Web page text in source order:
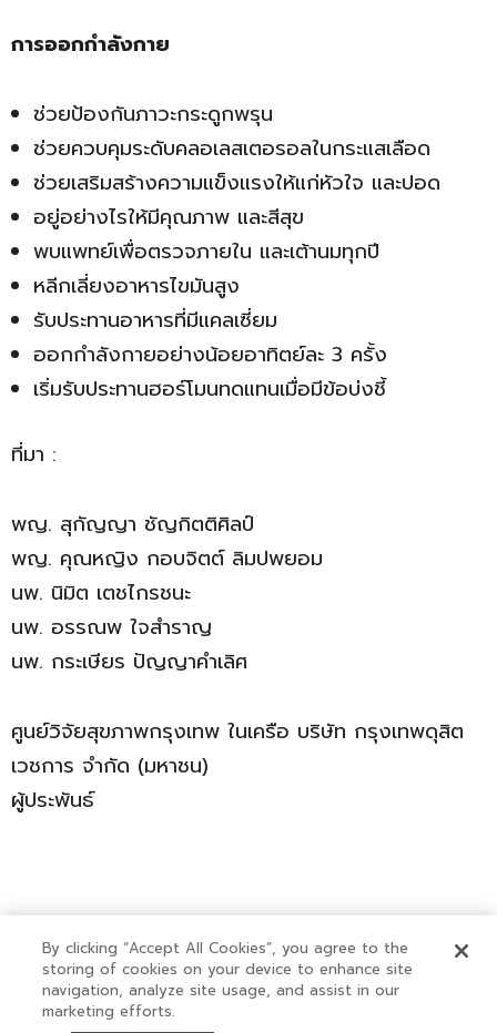
การออกกำลังกาย
ช่วยป้องกันภาวะกระดูกพรุน
ช่วยควบคุมระดับคลอเลสเตอรอลในกระแสเลือด
ช่วยเสริมสร้างความแข็งแรงให้แก่หัวใจ และปอด
อยู่อย่างไรให้มีคุณภาพ และสีสุข
พบแพทย์เพื่อตรวจภายใน และเต้านมทุกปี
หลีกเลี่ยงอาหารไขมันสูง
รับประทานอาหารที่มีแคลเซี่ยม
ออกกำลังกายอย่างน้อยอาทิตย์ละ 3 ครั้ง
เริ่มรับประทานฮอร์โมนทดแทนเมื่อมีข้อบ่งชี้
ที่มา :
พญ. สุกัญญา ชัญกิตติศิลป์
พญ. คุณหญิง กอบจิตต์ ลิมปพยอม
นพ. นิมิต เตชไกรชนะ
นพ. อรรณพ ใจสำราญ
นพ. กระเษียร ปัญญาคำเลิศ
ศูนย์วิจัยสุขภาพกรุงเทพ ในเครือ บริษัท กรุงเทพดุสิต
เวชการ จำกัด (มหาชน)
ผู้ประพันธ์
Copyright © 2022-2023 Bangkok Health Research
By clicking “Accept All Cookies”, you agree to the
storing of cookies on your device to enhance site
navigation, analyze site usage, and assist in our
marketing efforts.